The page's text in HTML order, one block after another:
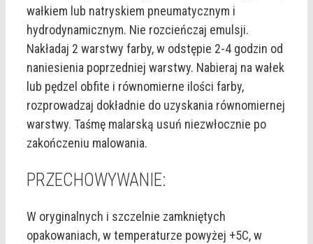
wałkiem lub natryskiem pneumatycznym i
hydrodynamicznym. Nie rozcieńczaj emulsji.
Nakładaj 2 warstwy farby, w odstępie 2-4 godzin od
naniesienia poprzedniej warstwy. Nabieraj na wałek
lub pędzel obfite i równomierne ilości farby,
rozprowadzaj dokładnie do uzyskania równomiernej
warstwy. Taśmę malarską usuń niezwłocznie po
zakończeniu malowania.
PRZECHOWYWANIE:
W oryginalnych i szczelnie zamkniętych
opakowaniach, w temperaturze powyżej +5C, w